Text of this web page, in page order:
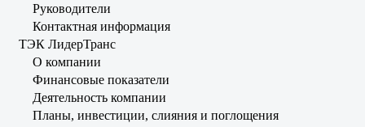
Руководители
Контактная информация
ТЭК ЛидерТранс
О компании
Финансовые показатели
Деятельность компании
Планы, инвестиции, слияния и поглощения